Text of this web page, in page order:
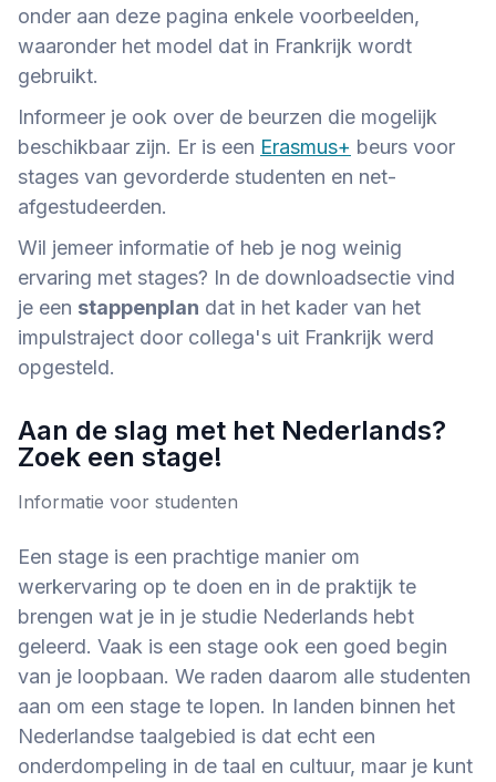
onder aan deze pagina enkele voorbeelden,
waaronder het model dat in Frankrijk wordt
gebruikt.
Informeer je ook over de beurzen die mogelijk
beschikbaar zijn. Er is een Erasmus+ beurs voor
stages van gevorderde studenten en net-
afgestudeerden.
Wil jemeer informatie of heb je nog weinig
ervaring met stages? In de downloadsectie vind
je een stappenplan dat in het kader van het
impulstraject door collega's uit Frankrijk werd
opgesteld.
Aan de slag met het Nederlands?
Zoek een stage!
Informatie voor studenten
Een stage is een prachtige manier om
werkervaring op te doen en in de praktijk te
brengen wat je in je studie Nederlands hebt
geleerd. Vaak is een stage ook een goed begin
van je loopbaan. We raden daarom alle studenten
aan om een stage te lopen. In landen binnen het
Nederlandse taalgebied is dat echt een
onderdompeling in de taal en cultuur, maar je kunt